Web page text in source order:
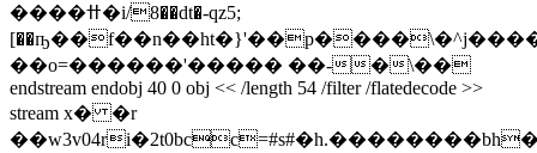
����ߚ�i/8��dt�-qz5;
��o=������'����� ��-�\��
endstream endobj 40 0 obj << /length 54 /filter /flatedecode >>
stream x� �r